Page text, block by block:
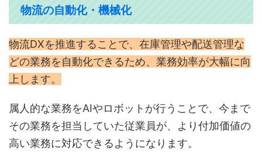
物流の自動化・機械化
物流DXを推進することで、在庫管理や配送管理な
どの業務を自動化できるため、業務効率が大幅に向
上します。
属人的な業務をAIやロボットが行うことで、今まで
その業務を担当していた従業員が、より付加価値の
高い業務に対応できるようになります。